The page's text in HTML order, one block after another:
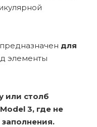
для
элементы
или столб
3, где не